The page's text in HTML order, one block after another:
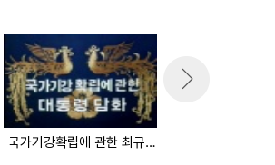
국가기강확립에 관한 최규하 대통령 담화